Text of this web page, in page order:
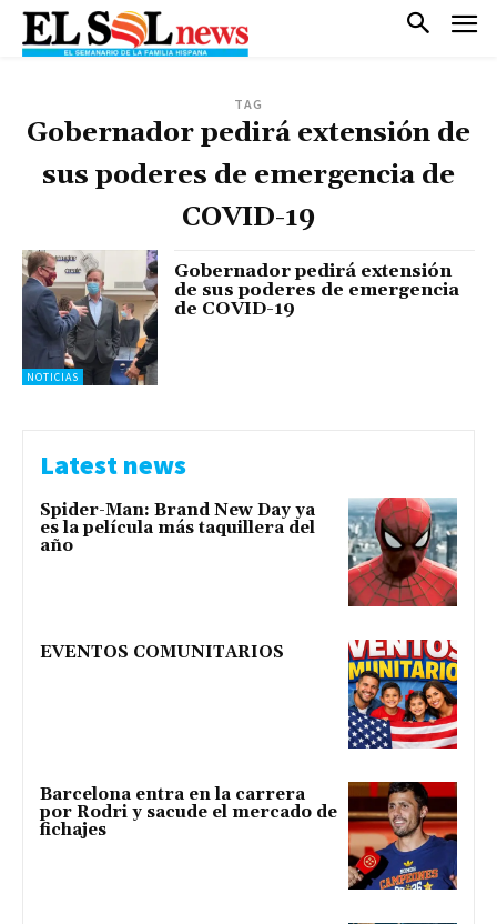
TAG
Gobernador pedirá extensión de
sus poderes de emergencia de
COVID-19
NOTICIAS
Gobernador pedirá extensión
de sus poderes de emergencia
de COVID-19
Latest news
Spider-Man: Brand New Day ya
es la película más taquillera del
año
EVENTOS COMUNITARIOS
Barcelona entra en la carrera
por Rodri y sacude el mercado de
fichajes